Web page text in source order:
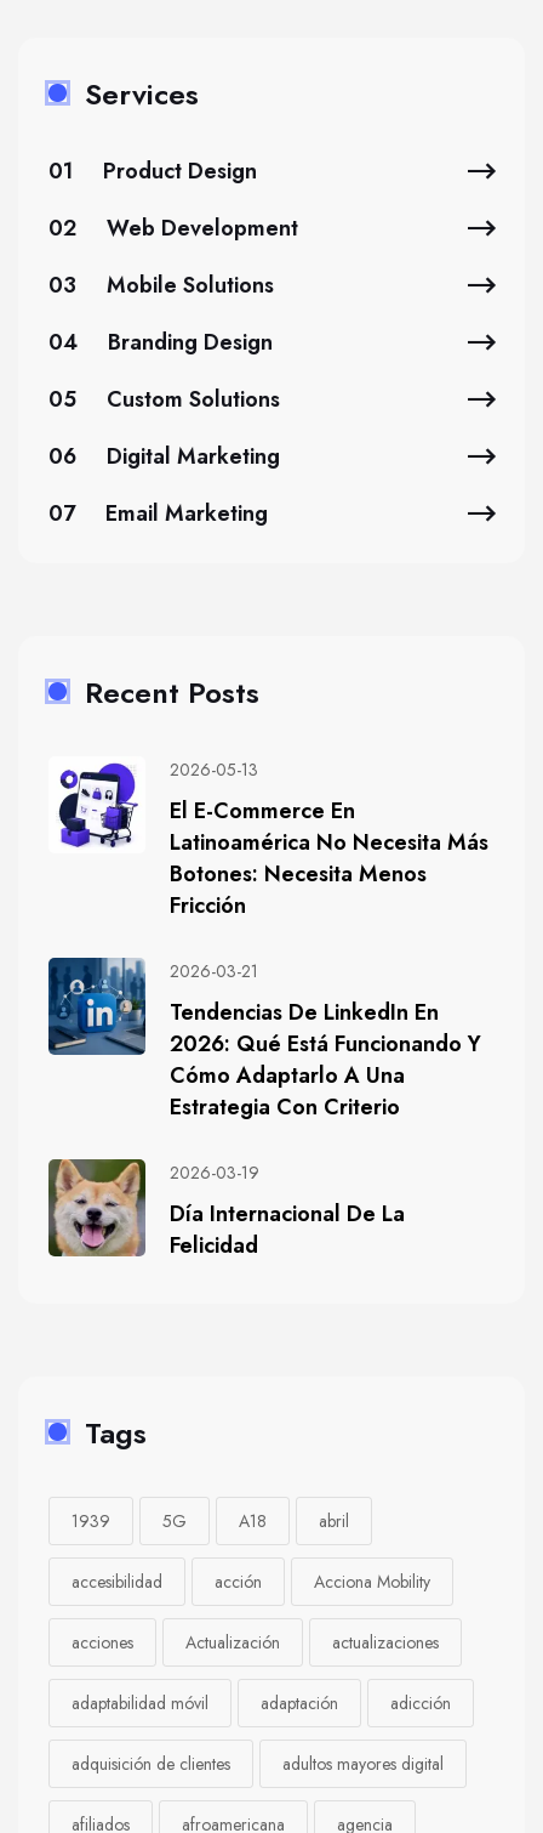
Services
01
Product Design
02
Web Development
03
Mobile Solutions
04
Branding Design
05
Custom Solutions
06
Digital Marketing
07
Email Marketing
Recent Posts
2026-05-13
El E-Commerce En
Latinoamérica No Necesita Más
Botones: Necesita Menos
Fricción
2026-03-21
Tendencias De LinkedIn En
2026: Qué Está Funcionando Y
Cómo Adaptarlo A Una
Estrategia Con Criterio
2026-03-19
Día Internacional De La
Felicidad
Tags
1939 5G A18 abril
accesibilidad acción Acciona Mobility
acciones Actualización actualizaciones
adaptabilidad móvil adaptación adicción
adquisición de clientes adultos mayores digital
afiliados afroamericana agencia